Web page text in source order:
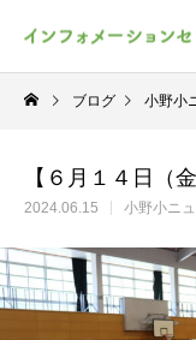
ブログ 小野小
【６月１４日（
2024.06.15 小野小ニ